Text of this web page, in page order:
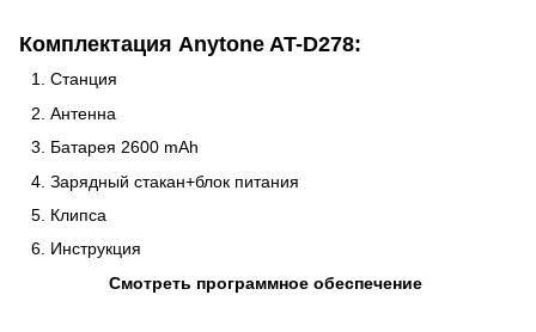
Комплектация Anytone AT-D278:
Станция
Антенна
Батарея 2600 mAh
Зарядный стакан+блок питания
Клипса
Инструкция
Смотреть программное обеспечение